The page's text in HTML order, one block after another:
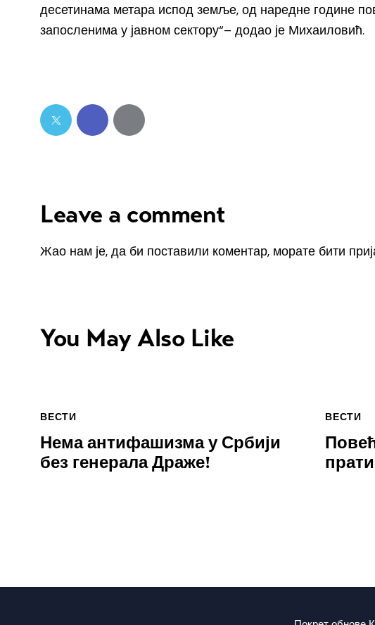
десетинама метара испод земље, од наредне године
запосленима у јавном сектору“– додао је Михаиловић.
Leave a comment
Жао нам је, да би поставили коментар, морате бити
You May Also Like
ВЕСТИ
Нема антифашизма у Србији
без генерала Драже!
ВЕСТИ